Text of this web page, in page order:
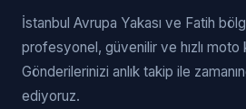
İstanbul Avrupa Yakası ve Fatih
profesyonel, güvenilir ve hızlı
Gönderilerinizi anlık takip ile
ediyoruz.